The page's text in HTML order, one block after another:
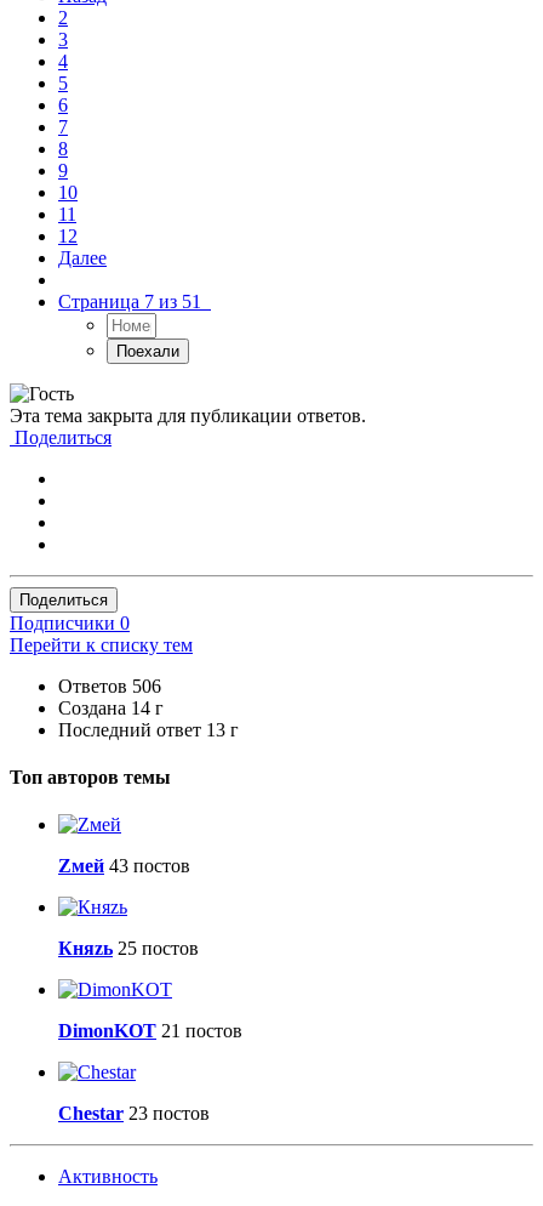
2
3
4
5
6
7
8
9
10
11
12
Далее
Страница 7 из 51
Эта тема закрыта для публикации ответов.
Поделиться
Поделиться
Подписчики 0
Перейти к списку тем
Ответов 506
Создана 14 г
Последний ответ 13 г
Топ авторов темы
Zмей 43 постов
Княzь 25 постов
DimonKOT 21 постов
Сhestar 23 постов
Активность